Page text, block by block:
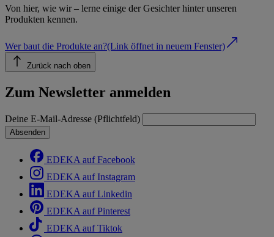
Von hier, wie wir – lerne einige der Gesichter hinter unseren
Produkten kennen.
Wer baut die Produkte an?(Link öffnet in neuem Fenster)
Zurück nach oben
Zum Newsletter anmelden
Deine E-Mail-Adresse (Pflichtfeld)
Absenden
EDEKA auf Facebook
EDEKA auf Instagram
EDEKA auf Linkedin
EDEKA auf Pinterest
EDEKA auf Tiktok